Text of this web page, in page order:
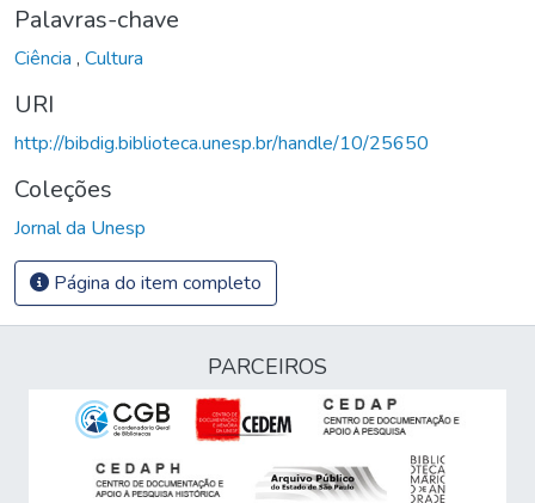
Palavras-chave
Ciência , Cultura
URI
http://bibdig.biblioteca.unesp.br/handle/10/25650
Coleções
Jornal da Unesp
Página do item completo
PARCEIROS